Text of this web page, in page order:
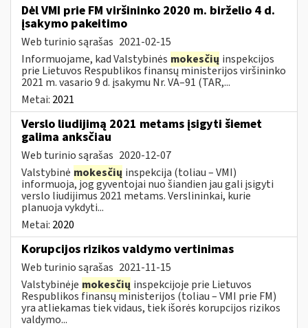
Dėl VMI prie FM viršininko 2020 m. birželio 4 d.
įsakymo pakeitimo
Web turinio sąrašas 2021-02-15
Informuojame, kad Valstybinės mokesčių inspekcijos
prie Lietuvos Respublikos finansų ministerijos viršininko
2021 m. vasario 9 d. įsakymu Nr. VA–91 (TAR,...
Metai: 2021
Verslo liudijimą 2021 metams įsigyti šiemet
galima anksčiau
Web turinio sąrašas 2020-12-07
Valstybinė mokesčių inspekcija (toliau – VMI)
informuoja, jog gyventojai nuo šiandien jau gali įsigyti
verslo liudijimus 2021 metams. Verslininkai, kurie
planuoja vykdyti...
Metai: 2020
Korupcijos rizikos valdymo vertinimas
Web turinio sąrašas 2021-11-15
Valstybinėje mokesčių inspekcijoje prie Lietuvos
Respublikos finansų ministerijos (toliau – VMI prie FM)
yra atliekamas tiek vidaus, tiek išorės korupcijos rizikos
valdymo...